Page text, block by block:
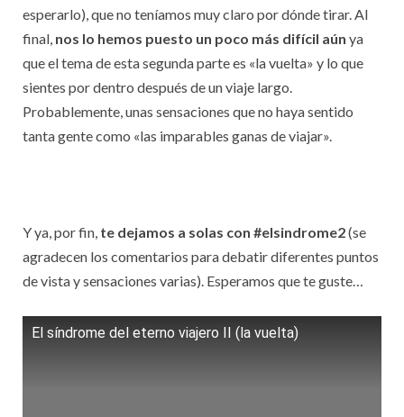
esperarlo), que no teníamos muy claro por dónde tirar. Al
final, nos lo hemos puesto un poco más difícil aún ya
que el tema de esta segunda parte es «la vuelta» y lo que
sientes por dentro después de un viaje largo.
Probablemente, unas sensaciones que no haya sentido
tanta gente como «las imparables ganas de viajar».
Y ya, por fin, te dejamos a solas con #elsindrome2(se
agradecen los comentarios para debatir diferentes puntos
de vista y sensaciones varias). Esperamos que te guste…
El síndrome del eterno viajero II (la vuelta)